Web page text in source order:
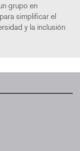
grupo en
simplificar el
y la inclusión